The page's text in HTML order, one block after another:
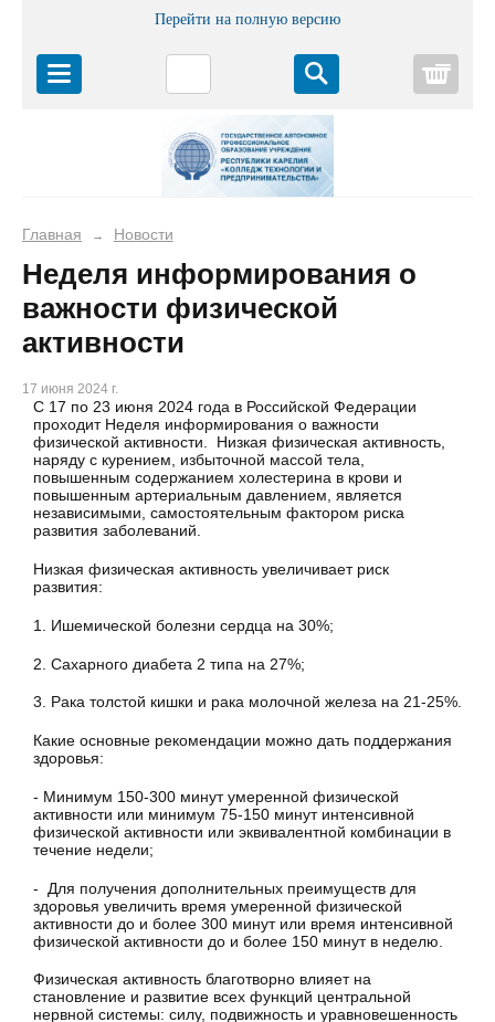
Перейти на полную версию
Главная → Новости
Неделя информирования о
важности физической
активности
17 июня 2024 г.
С 17 по 23 июня 2024 года в Российской Федерации
проходит Неделя информирования о важности
физической активности. Низкая физическая активность,
наряду с курением, избыточной массой тела,
повышенным содержанием холестерина в крови и
повышенным артериальным давлением, является
независимыми, самостоятельным фактором риска
развития заболеваний.
Низкая физическая активность увеличивает риск
развития:
1. Ишемической болезни сердца на 30%;
2. Сахарного диабета 2 типа на 27%;
3. Рака толстой кишки и рака молочной железа на 21-25%.
Какие основные рекомендации можно дать поддержания
здоровья:
- Минимум 150-300 минут умеренной физической
активности или минимум 75-150 минут интенсивной
физической активности или эквивалентной комбинации в
течение недели;
- Для получения дополнительных преимуществ для
здоровья увеличить время умеренной физической
активности до и более 300 минут или время интенсивной
физической активности до и более 150 минут в неделю.
Физическая активность благотворно влияет на
становление и развитие всех функций центральной
нервной системы: силу, подвижность и уравновешенность